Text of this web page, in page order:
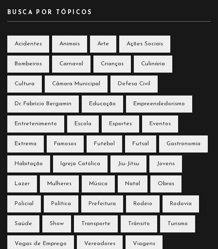
BUSCA POR TÓPICOS
Acidentes Animais Arte Ações Sociais
Bombeiros Carnaval Crianças Culinária
Cultura Câmara Municipal Defesa Civil
Dr. Fabrício Bergamin Educação Empreendedorismo
Entretenimento Escola Esportes Eventos
Extrema Famosos Futebol Futsal Gastronomia
Habitação Igreja Católica Jiu-Jitsu Jovens
Lazer Mulheres Música Natal Obras
Policial Política Prefeitura Rodeio Rodovia
Saúde Show Transporte Trânsito Turismo
Vagas de Emprego Vereadores Viagens